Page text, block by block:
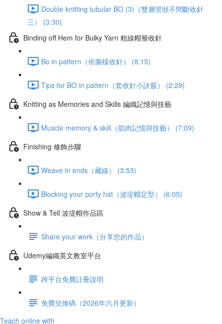
Double knitting tubular BO (3)（雙層管狀不間斷收針
三） (3:30)
Binding off Hem for Bulky Yarn 粗線帽簷收針
Bo in pattern（依圖樣收針） (8:15)
Tips for BO in pattern（套收針小訣竅） (2:29)
Knitting as Memories and Skills 編織記憶與技藝
Muscle memory & skill（肌肉記憶與技藝） (7:09)
Finishing 修飾步驟
Weave in ends（藏線） (3:53)
Blocking your porty hat（波堤帽定型） (6:05)
Show & Tell 波堤帽作品區
Share your work（分享您的作品）
Udemy編織英文教室平台
跨平台免費註冊說明
免費兌換碼（2026年六月更新）
Teach online with